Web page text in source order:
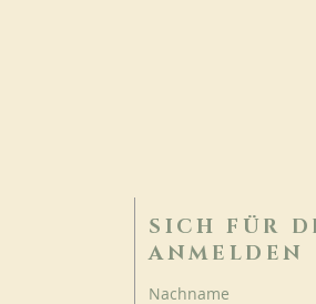
SICH FÜR
ANMELDEN
Nachname